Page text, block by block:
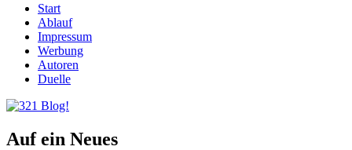
Start
Ablauf
Impressum
Werbung
Autoren
Duelle
Auf ein Neues